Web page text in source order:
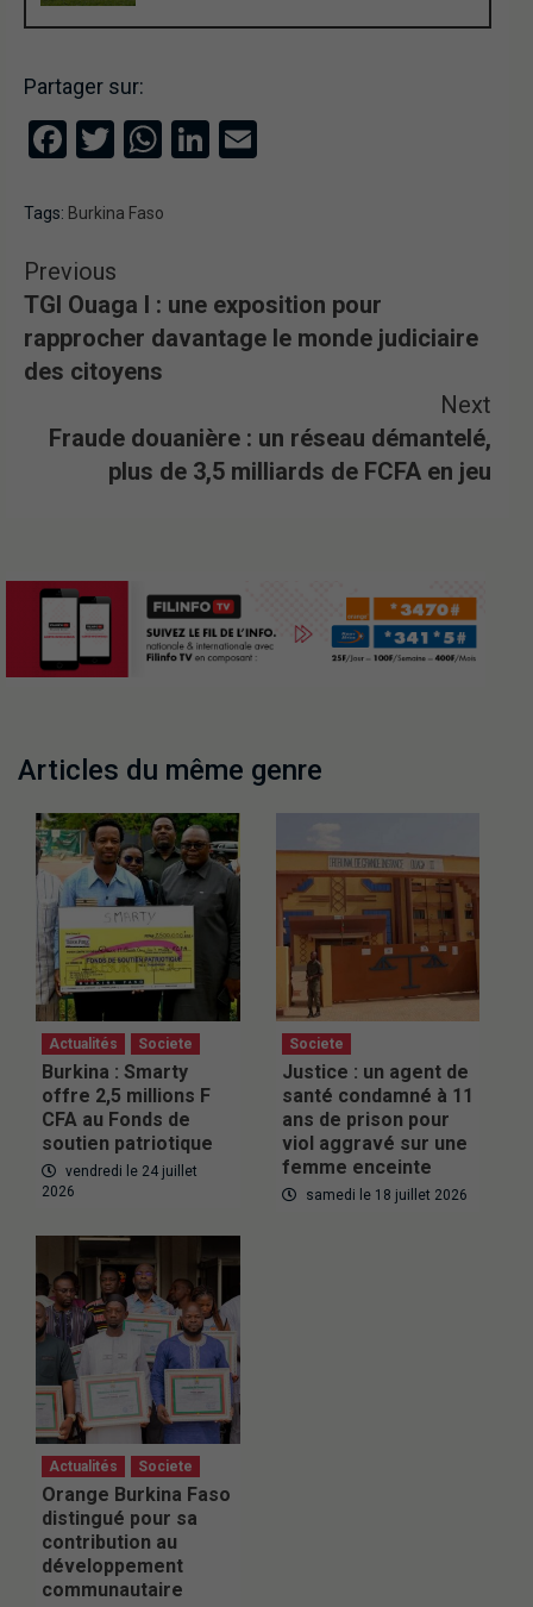
Partager sur:
Facebook
Twitter
WhatsApp
LinkedIn
Tags: Burkina Faso
Previous
TGI Ouaga I : une exposition pour
rapprocher davantage le monde judiciaire
des citoyens
Next
Fraude douanière : un réseau démantelé,
plus de 3,5 milliards de FCFA en jeu
Articles du même genre
Actualités Societe
Burkina : Smarty
offre 2,5 millions F
CFA au Fonds de
soutien patriotique
vendredi le 24 juillet
2026
Societe
Justice : un agent de
santé condamné à 11
ans de prison pour
viol aggravé sur une
femme enceinte
samedi le 18 juillet 2026
Actualités Societe
Orange Burkina Faso
distingué pour sa
contribution au
développement
communautaire